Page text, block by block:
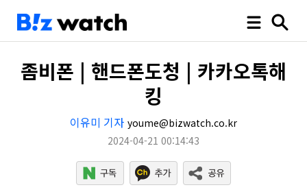
좀비폰 | 핸드폰도청 | 카카오톡해
킹
이유미 기자 youme@bizwatch.co.kr
2024-04-21 00:14:43